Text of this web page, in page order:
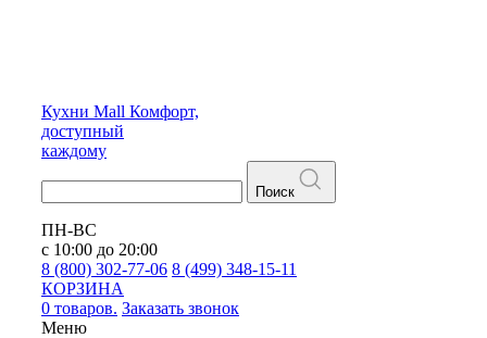
Кухни Mall Комфорт,
доступный
каждому
Поиск
ПН-ВС
с 10:00 до 20:00
8 (800) 302-77-06 8 (499) 348-15-11
КОРЗИНА
0 товаров. Заказать звонок
Меню